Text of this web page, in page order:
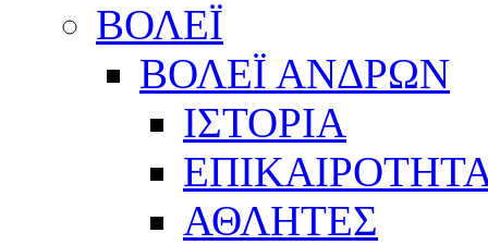
ΒΟΛΕΪ
ΒΟΛΕΪ ΑΝΔΡΩΝ
ΙΣΤΟΡΙΑ
ΑΘΛΗΤΕΣ